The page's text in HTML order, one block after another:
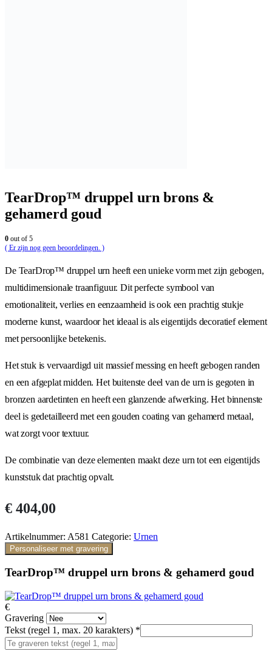
TearDrop™ druppel urn brons &
gehamerd goud
0 out of 5
( Er zijn nog geen beoordelingen. )
De TearDrop™ druppel urn heeft een unieke vorm met zijn gebogen,
multidimensionale traanfiguur. Dit perfecte symbool van
emotionaliteit, verlies en eenzaamheid is ook een prachtig stukje
moderne kunst, waardoor het ideaal is als eigentijds decoratief element
met persoonlijke betekenis.
Het stuk is vervaardigd uit massief messing en heeft gebogen randen
en een afgeplat midden. Het buitenste deel van de urn is gegoten in
bronzen aardetinten en heeft een glanzende afwerking. Het binnenste
deel is gedetailleerd met een gouden coating van gehamerd metaal,
wat zorgt voor textuur.
De combinatie van deze elementen maakt deze urn tot een eigentijds
kunststuk dat prachtig opvalt.
€ 404,00
Artikelnummer: A581 Categorie: Urnen
Personaliseer met gravering
TearDrop™ druppel urn brons & gehamerd goud
€
Gravering
Tekst (regel 1, max. 20 karakters) *